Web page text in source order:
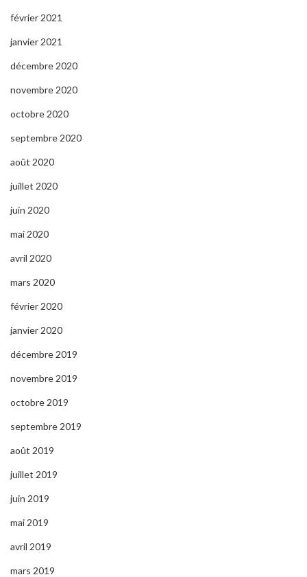
février 2021
janvier 2021
décembre 2020
novembre 2020
octobre 2020
septembre 2020
août 2020
juillet 2020
juin 2020
mai 2020
avril 2020
mars 2020
février 2020
janvier 2020
décembre 2019
novembre 2019
octobre 2019
septembre 2019
août 2019
juillet 2019
juin 2019
mai 2019
avril 2019
mars 2019